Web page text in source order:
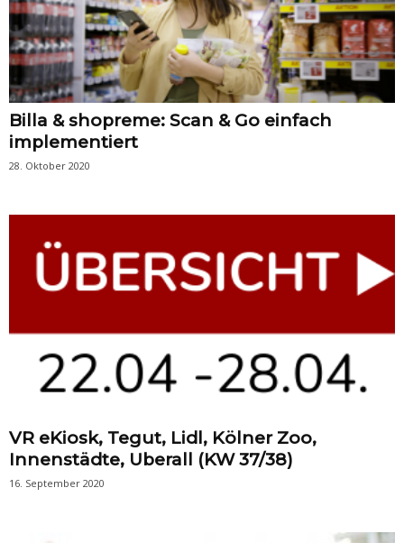
Billa & shopreme: Scan & Go einfach
implementiert
28. Oktober 2020
VR eKiosk, Tegut, Lidl, Kölner Zoo,
Innenstädte, Uberall (KW 37/38)
16. September 2020